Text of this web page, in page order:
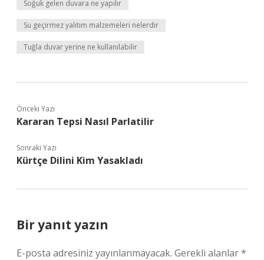
Soğuk gelen duvara ne yapılır
Su geçirmez yalıtım malzemeleri nelerdir
Tuğla duvar yerine ne kullanılabilir
Önceki Yazı
Kararan Tepsi Nasıl Parlatilir
Sonraki Yazı
Kürtçe Dilini Kim Yasakladı
Bir yanıt yazın
E-posta adresiniz yayınlanmayacak. Gerekli alanlar*